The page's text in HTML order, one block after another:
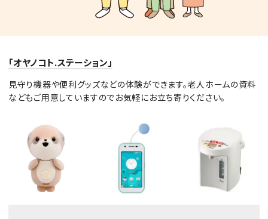
「オヤノコト.ステーション」
見守り機器や便利グッズなどの体験ができます。老人ホームの資料
などもご用意していますのでお気軽にお立ち寄りください。